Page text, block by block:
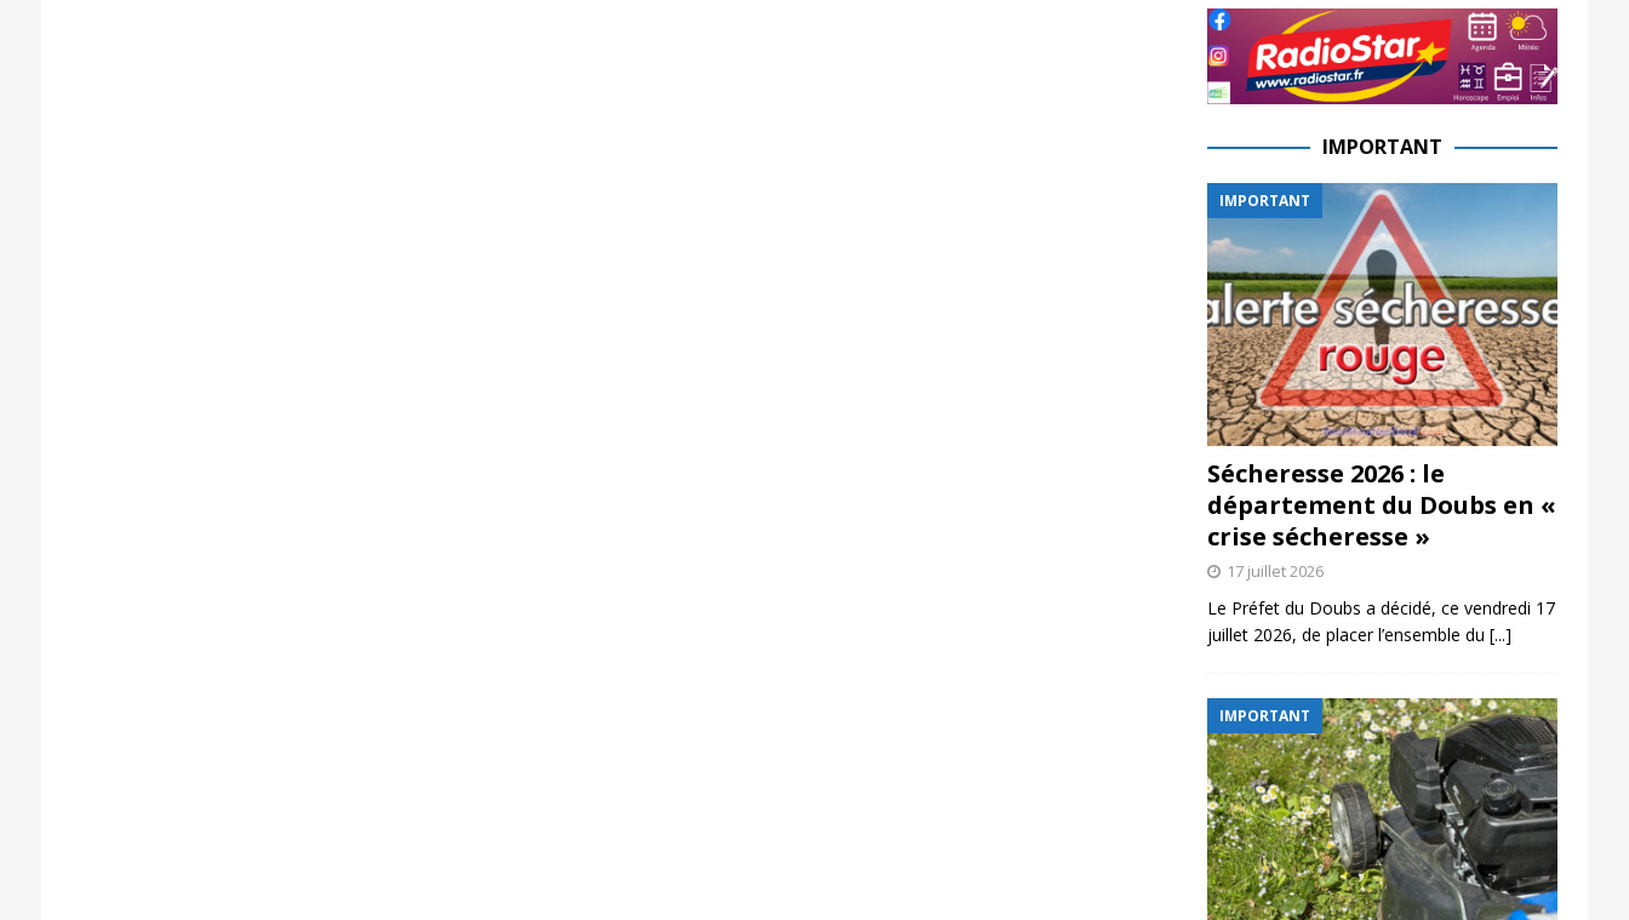
IMPORTANT
IMPORTANT
Sécheresse 2026 : le
département du Doubs en «
crise sécheresse »
17 juillet 2026
Le Préfet du Doubs a décidé, ce vendredi 17
juillet 2026, de placer l’ensemble du [...]
IMPORTANT